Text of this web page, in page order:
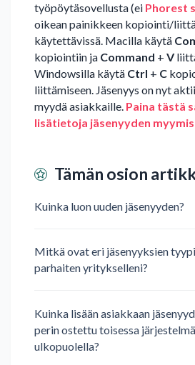
työpöytäsovellusta (ei Phorest
oikean painikkeen kopiointi/
käytettävissä. Macilla käytä
kopiointiin ja Command + V
Windowsilla käytä Ctrl + C
liittämiseen. Jäsenyys on nyt
myydä asiakkaille. Paina tästä
lisätietoja jäsenyyden
Tämän osion
Kuinka luon uuden jäsenyyden?
Mitkä ovat eri jäsenyyksien
parhaiten yritykselleni?
Kuinka lisään asiakkaan
perin ostettu toisessa
ulkopuolella?